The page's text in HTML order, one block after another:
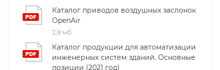
Каталог приводов воздушных заслонок
OpenAir
2,8 мб
Каталог продукции для автоматизации
инженерных систем зданий. Основные
позиции (2021 год)